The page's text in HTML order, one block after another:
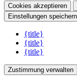
Cookies akzeptieren
Einstellungen speichern
{title}
{title}
{title}
Zustimmung verwalten